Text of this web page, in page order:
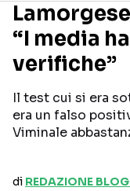
“I media
verifiche”
Il test cui si era
era un falso
Viminale
di REDAZIONE